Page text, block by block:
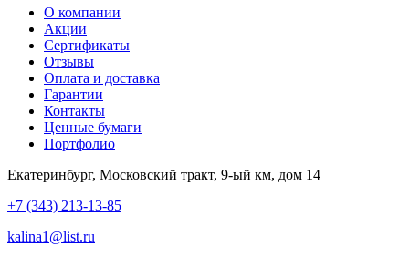
О компании
Акции
Сертификаты
Отзывы
Оплата и доставка
Гарантии
Контакты
Ценные бумаги
Портфолио
Екатеринбург, Московский тракт, 9-ый км, дом 14
+7 (343) 213-13-85
kalina1@list.ru